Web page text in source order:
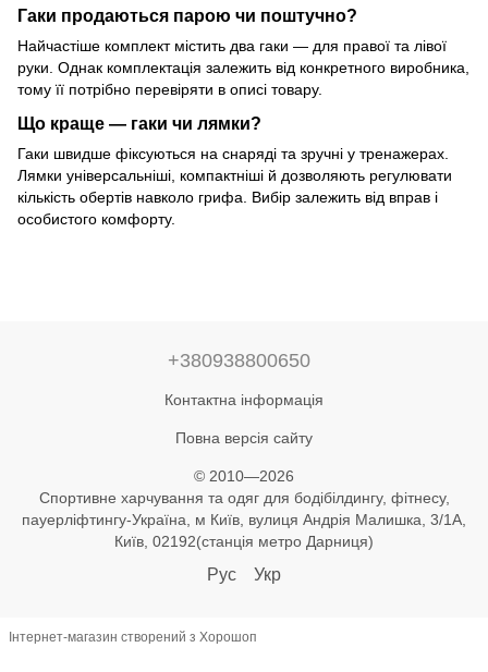
Гаки продаються парою чи поштучно?
Найчастіше комплект містить два гаки — для правої та лівої
руки. Однак комплектація залежить від конкретного виробника,
тому її потрібно перевіряти в описі товару.
Що краще — гаки чи лямки?
Гаки швидше фіксуються на снаряді та зручні у тренажерах.
Лямки універсальніші, компактніші й дозволяють регулювати
кількість обертів навколо грифа. Вибір залежить від вправ і
особистого комфорту.
+380938800650
Контактна інформація
Повна версія сайту
© 2010—2026
Спортивне харчування та одяг для бодібілдингу, фітнесу,
пауерліфтингу-Україна, м Київ, вулиця Андрія Малишка, 3/1А,
Київ, 02192(станція метро Дарниця)
Рус Укр
Інтернет-магазин створений з Хорошоп